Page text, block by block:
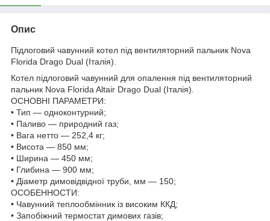
Опис
Підлоговий чавунний котел під вентиляторний пальник Nova
Florida Drago Dual (Італія).
Котел підлоговий чавунний для опалення під вентиляторний
пальник Nova Florida Altair Drago Dual (Італія).
ОСНОВНІ ПАРАМЕТРИ:
• Тип — одноконтурний;
• Паливо — природний газ;
• Вага нетто — 252,4 кг;
• Висота — 850 мм;
• Ширина — 450 мм;
• Глибина — 900 мм;
• Діаметр димовідвідної труби, мм — 150;
ОСОБЕННОСТИ:
• Чавунний теплообмінник із високим ККД;
• Запобіжний термостат димових газів;